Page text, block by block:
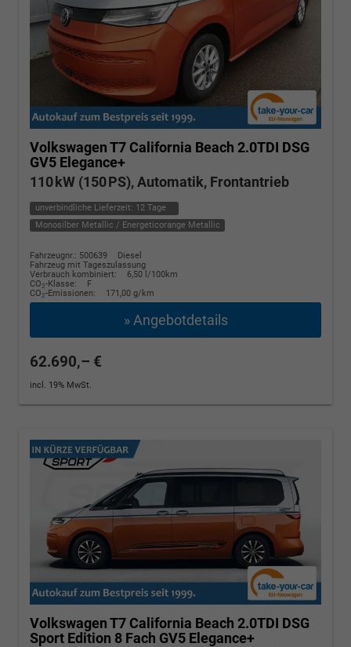
Volkswagen T7 California Beach 2.0TDI DSG
GV5 Elegance+
110 kW (150 PS), Automatik, Frontantrieb
unverbindliche Lieferzeit: 12 Tage
Monosilber Metallic / Energeticorange Metallic
Fahrzeugnr.: 500639
Diesel
Fahrzeug mit Tageszulassung
Verbrauch kombiniert:
6,50 l/100km
CO2-Klasse:
F
CO2-Emissionen: 171,00 g/km
» Angebotdetails
62.690,– €
incl. 19% MwSt.
Volkswagen T7 California Beach 2.0TDI DSG
Sport Edition 8 Fach GV5 Elegance+